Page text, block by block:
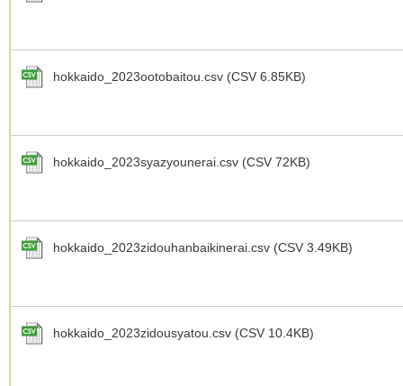
hokkaido_2023ootobaitou.csv (CSV 6.85KB)
hokkaido_2023syazyounerai.csv (CSV 72KB)
hokkaido_2023zidouhanbaikinerai.csv (CSV 3.49KB)
hokkaido_2023zidousyatou.csv (CSV 10.4KB)